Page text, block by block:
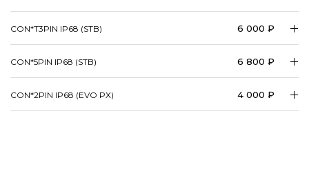
CON*T3PIN IP68 (STB) 6 000 ₽
CON*5PIN IP68 (STB) 6 800 ₽
CON*2PIN IP68 (EVO PX) 4 000 ₽